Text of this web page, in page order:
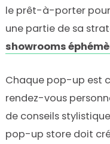
le prêt-à-porter
une partie de sa
showrooms
Chaque pop-up est
rendez-vous
de conseils
pop-up store doit